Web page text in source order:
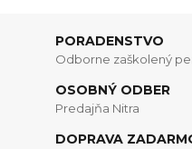
PORADENSTVO
Odborne zaškolený
OSOBNÝ ODBER
Predajňa Nitra
DOPRAVA